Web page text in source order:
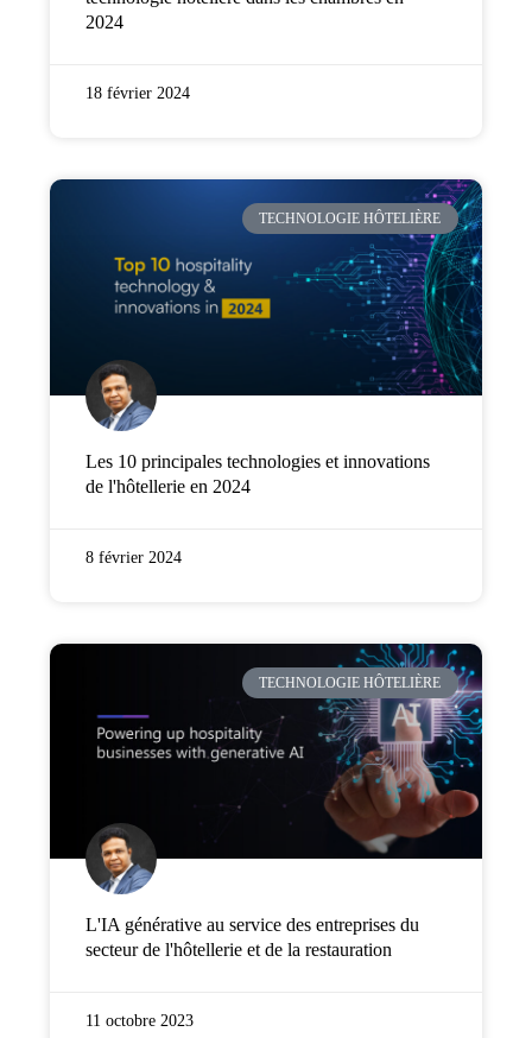
2024
18 février 2024
TECHNOLOGIE HÔTELIÈRE
Les 10 principales technologies et innovations
de l'hôtellerie en 2024
8 février 2024
TECHNOLOGIE HÔTELIÈRE
L'IA générative au service des entreprises du
secteur de l'hôtellerie et de la restauration
11 octobre 2023